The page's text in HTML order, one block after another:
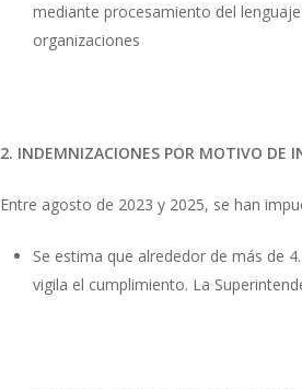
mediante procesamiento del
organizaciones
2. INDEMNIZACIONES POR MOTIVO DE
Entre agosto de 2023 y 2025, se han
Se estima que alrededor de más de
vigila el cumplimiento. La